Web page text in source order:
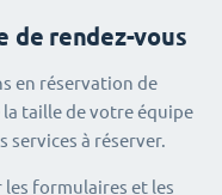
de rendez-vous
en réservation de
taille de votre équipe
services à réserver.
formulaires et les